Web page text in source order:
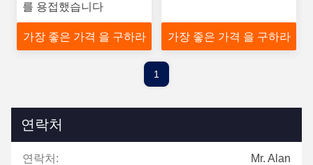
를 용접했습니다
가장 좋은 가격 을 구하라 가장 좋은 가격 을 구하라
1
연락처
연락처: Mr. Alan